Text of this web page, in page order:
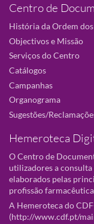
Centro de
História da Ordem
Objectivos e Missão
Serviços do Centro
Catálogos
Campanhas
Organograma
Sugestões/
Hemeroteca
O Centro de
utilizadores a
elaborados pelas
profissão
A Hemeroteca do
(http://www.cdf.pt/